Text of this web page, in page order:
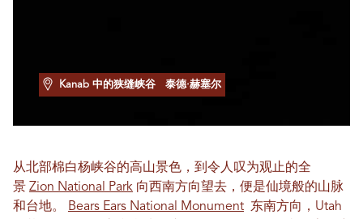
Kanab 中的狭缝峡谷 泰德·赫塞尔
从北部棉白杨峡谷的高山景色，到令人叹为观止的全
景 Zion National Park 向西南方向望去，便是仙境般的山脉
和台地。
Bears Ears National Monument 东南方向，Utah